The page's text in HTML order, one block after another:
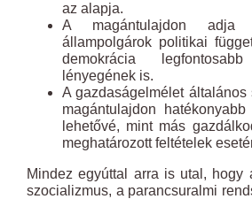
az alapja.
A magántulajdon
állampolgárok politikai
demokrácia
lényegének is.
A gazdaságelmélet
magántulajdon
lehetővé, mint más
meghatározott feltételek
Mindez egyúttal arra is utal, hogy
szocializmus, a parancsuralmi